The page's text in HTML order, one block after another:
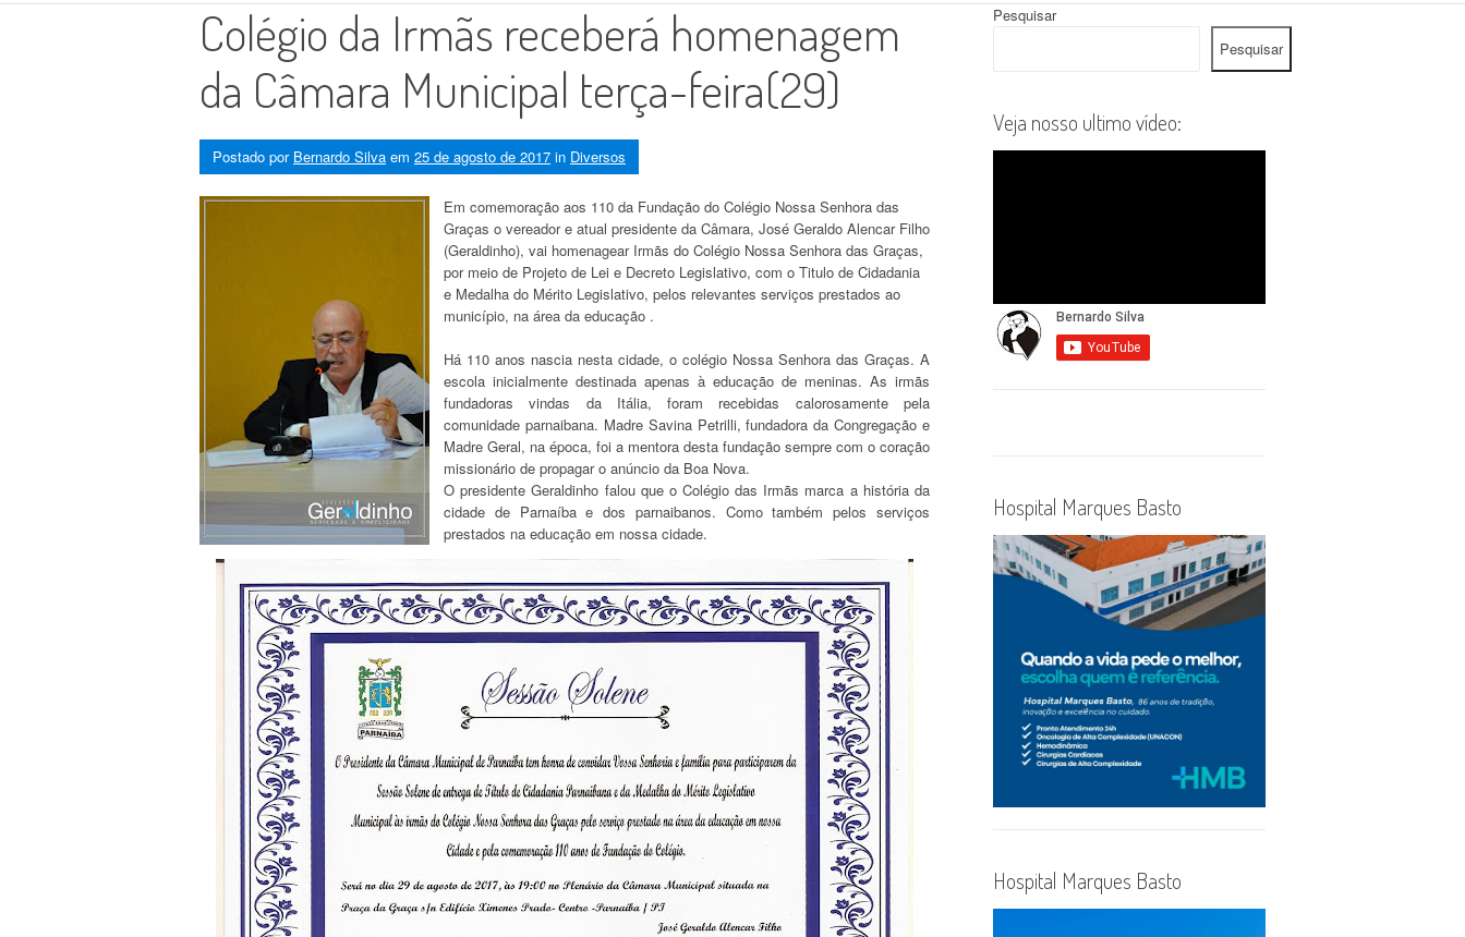
Colégio da Irmãs receberá homenagem
da Câmara Municipal terça-feira(29)
Postado por Bernardo Silva em 25 de agosto de 2017 in Diversos
Em comemoração aos 110 da Fundação do Colégio Nossa Senhora das
Graças o vereador e atual presidente da Câmara, José Geraldo Alencar Filho
(Geraldinho), vai homenagear Irmãs do Colégio Nossa Senhora das Graças,
por meio de Projeto de Lei e Decreto Legislativo, com o Titulo de Cidadania
e Medalha do Mérito Legislativo, pelos relevantes serviços prestados ao
município, na área da educação .
Há 110 anos nascia nesta cidade, o colégio Nossa Senhora das Graças. A
escola inicialmente destinada apenas à educação de meninas. As irmãs
fundadoras vindas da Itália, foram recebidas calorosamente pela
comunidade parnaibana. Madre Savina Petrilli, fundadora da Congregação e
Madre Geral, na época, foi a mentora desta fundação sempre com o coração
missionário de propagar o anúncio da Boa Nova.
O presidente Geraldinho falou que o Colégio das Irmãs marca a história da
cidade de Parnaíba e dos parnaibanos. Como também pelos serviços
prestados na educação em nossa cidade.
Pesquisar
Pesquisar
Veja nosso ultimo vídeo:
Hospital Marques Basto
Hospital Marques Basto